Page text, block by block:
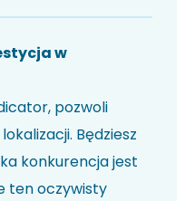
w
pozwoli
Będziesz
konkurencja jest
ten oczywisty